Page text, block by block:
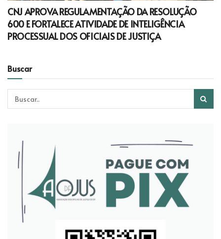
CNJ APROVA REGULAMENTAÇÃO DA RESOLUÇÃO
600 E FORTALECE ATIVIDADE DE INTELIGÊNCIA
PROCESSUAL DOS OFICIAIS DE JUSTIÇA
Buscar